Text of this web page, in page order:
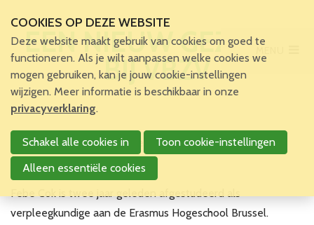
EEN NIEUW GEZICHT
BIJ VBZV
De vereniging heeft sinds eind oktober een nieuwe
stafmedewerker.
Febe Cok is twee jaar geleden afgestudeerd als
verpleegkundige aan de Erasmus Hogeschool Brussel.
Main Menu
Home
Voor patiënten en zorgverleners
Verpleegkundigen
VBZV Helpcenter
Nieuws
Zoekertjes
Tijdschrift
COOKIES OP DEZE WEBSITE
Deze website maakt gebruik van cookies om goed te
functioneren. Als je wilt aanpassen welke cookies we
mogen gebruiken, kan je jouw cookie-instellingen
wijzigen. Meer informatie is beschikbaar in onze
privacyverklaring.
Schakel alle cookies in
Toon cookie-instellingen
Alleen essentiële cookies